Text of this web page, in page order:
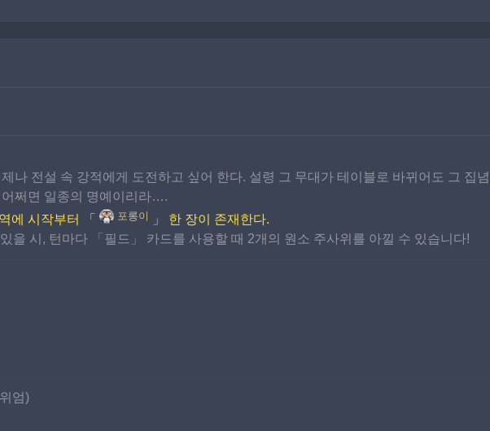
나 전설 속 강적에게 도전하고 싶어 한다. 설령 그 무대가 테이블로 바뀌어도 그 집
쩌면 일종의 명예이리라….
에 시작부터 「
포롱이
」 한 장이 존재한다.
을 시, 턴마다 「필드」 카드를 사용할 때 2개의 원소 주사위를 아낄 수 있습니다!
엄)